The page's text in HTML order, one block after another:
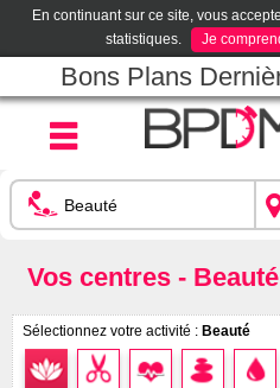
En continuant sur ce site, vous
statistiques.
Je
Bons Plans
Vos centres -
Sélectionnez votre activité : Beauté